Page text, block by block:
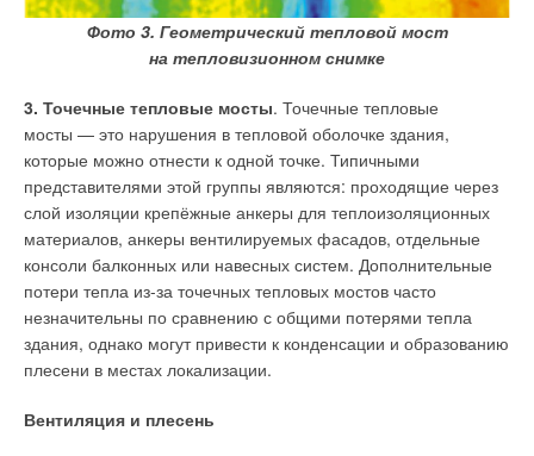
Фото 3. Геометрический тепловой мост
на тепловизионном снимке
3. Точечные тепловые мосты. Точечные тепловые
мосты — это нарушения в тепловой оболочке здания,
которые можно отнести к одной точке. Типичными
представителями этой группы являются: проходящие через
слой изоляции крепёжные анкеры для теплоизоляционных
материалов, анкеры вентилируемых фасадов, отдельные
консоли балконных или навесных систем. Дополнительные
потери тепла из-за точечных тепловых мостов часто
незначительны по сравнению с общими потерями тепла
здания, однако могут привести к конденсации и образованию
плесени в местах локализации.
Вентиляция и плесень
Комментарии
В этой теме еще нет комментариев
Добавить комментарий
Ваше имя *